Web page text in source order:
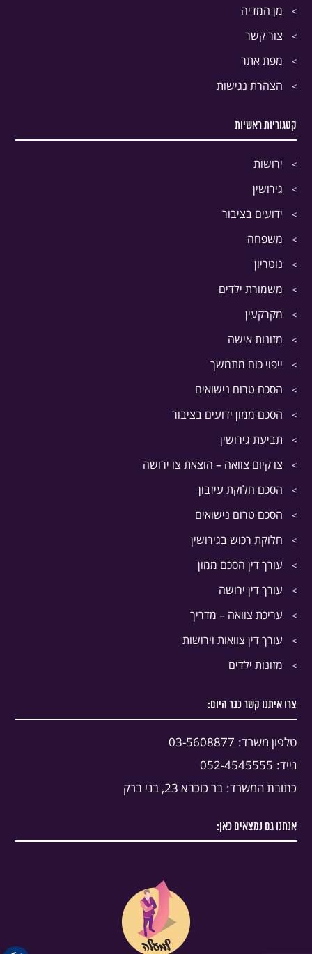
מן המדיה
צור קשר
מפת אתר
הצהרת נגישות
קטגוריות ראשיות
ירושות
גירושין
ידועים בציבור
משפחה
נוטריון
משמורת ילדים
מקרקעין
מזונות אישה
ייפוי כוח מתמשך
הסכם טרום נישואים
הסכם ממון ידועים בציבור
תביעת גירושין
צו קיום צוואה – הוצאת צו ירושה
הסכם חלוקת עיזבון
הסכם טרום נישואים
חלוקת רכוש בגירושין
עורך דין הסכם ממון
עורך דין ירושה
עריכת צוואה – מדריך
עורך דין צוואות וירושות
מזונות ילדים
צרו איתנו קשר כבר היום:
טלפון משרד: 03-5608877
נייד: 052-4545555
כתובת המשרד: בר כוכבא 23, בני ברק
אנחנו גם נמצאים כאן: